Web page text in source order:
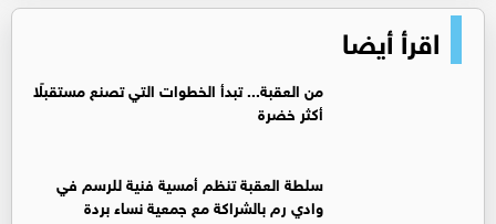
اقرأ أيضا
من العقبة... تبدأ الخطوات التي تصنع مستقبلًا
أكثر خضرة
سلطة العقبة تنظم أمسية فنية للرسم في
وادي رم بالشراكة مع جمعية نساء بردة